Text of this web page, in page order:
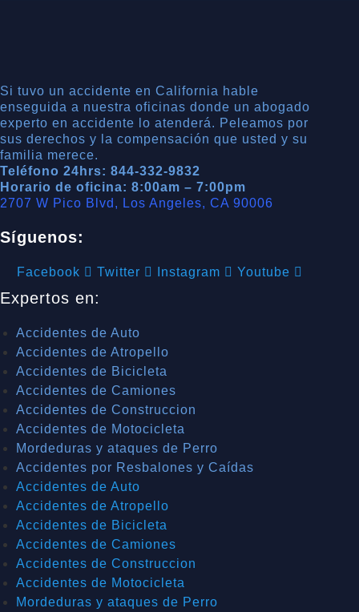
Si tuvo un accidente en California hable
enseguida a nuestra oficinas donde un abogado
experto en accidente lo atenderá. Peleamos por
sus derechos y la compensación que usted y su
familia merece.
Teléfono 24hrs: 844-332-9832
Horario de oficina: 8:00am – 7:00pm
2707 W Pico Blvd, Los Angeles, CA 90006
Síguenos:
Facebook Twitter Instagram Youtube
Expertos en:
Accidentes de Auto
Accidentes de Atropello
Accidentes de Bicicleta
Accidentes de Camiones
Accidentes de Construccion
Accidentes de Motocicleta
Mordeduras y ataques de Perro
Accidentes por Resbalones y Caídas
Accidentes de Auto
Accidentes de Atropello
Accidentes de Bicicleta
Accidentes de Camiones
Accidentes de Construccion
Accidentes de Motocicleta
Mordeduras y ataques de Perro